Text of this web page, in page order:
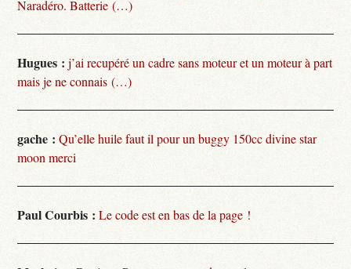
Naradéro. Batterie (…)
Hugues : j’ai recupéré un cadre sans moteur et un moteur à part
mais je ne connais (…)
gache : Qu’elle huile faut il pour un buggy 150cc divine star
moon merci
Paul Courbis : Le code est en bas de la page !